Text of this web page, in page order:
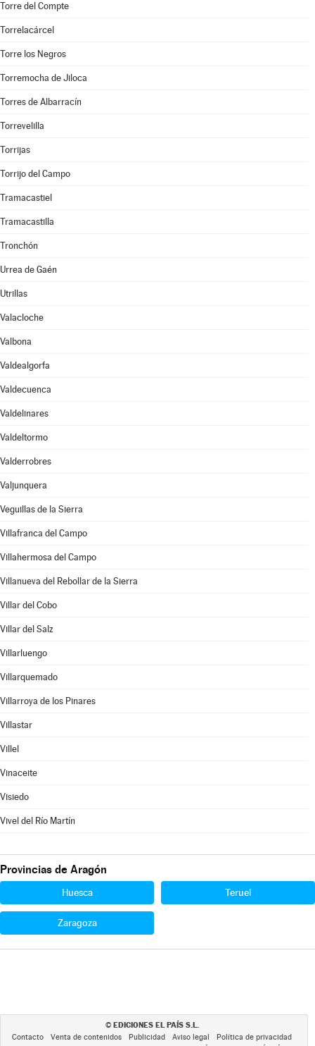
Torre del Compte
Torrelacárcel
Torre los Negros
Torremocha de Jiloca
Torres de Albarracín
Torrevelilla
Torrijas
Torrijo del Campo
Tramacastiel
Tramacastilla
Tronchón
Urrea de Gaén
Utrillas
Valacloche
Valbona
Valdealgorfa
Valdecuenca
Valdelinares
Valdeltormo
Valderrobres
Valjunquera
Veguillas de la Sierra
Villafranca del Campo
Villahermosa del Campo
Villanueva del Rebollar de la Sierra
Villar del Cobo
Villar del Salz
Villarluengo
Villarquemado
Villarroya de los Pinares
Villastar
Villel
Vinaceite
Visiedo
Vivel del Río Martín
Provincias de Aragón
Huesca Teruel
Zaragoza
© EDICIONES EL PAÍS S.L.
Contacto Venta de contenidos Publicidad Aviso legal
Política de privacidad